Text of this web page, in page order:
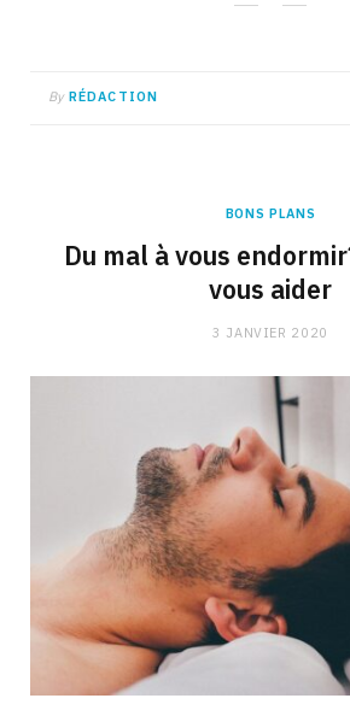
By RÉDACTION
BONS PLANS
Du mal à vous
vous aider
3 JANVIER 2020